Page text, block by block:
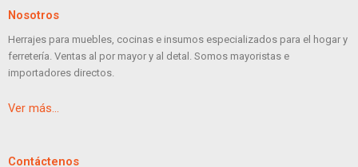
Nosotros
Herrajes para muebles, cocinas e insumos especializados para el hogar y
ferretería. Ventas al por mayor y al detal. Somos mayoristas e
importadores directos.
Ver más…
Contáctenos